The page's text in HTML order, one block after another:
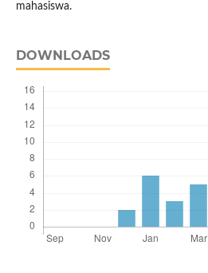
mahasiswa.
DOWNLOADS